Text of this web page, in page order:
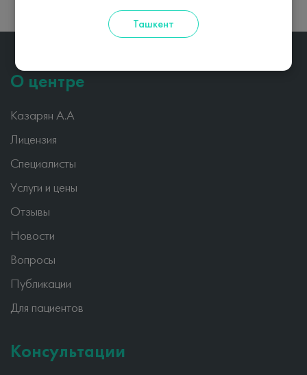
О центре
Казарян А.А
Лицензия
Специалисты
Услуги и цены
Отзывы
Новости
Вопросы
Публикации
Для пациентов
Консультации
Ташкент